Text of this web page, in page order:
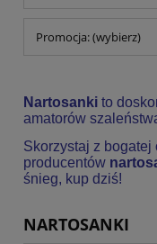
Promocja: (wybierz)
Nartosanki to
amatorów
Skorzystaj z bogatej
producentów
śnieg, kup dziś!
NARTOSANKI